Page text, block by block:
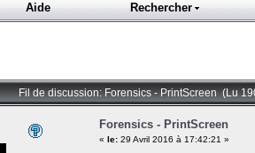
Aide Rechercher
Fil de discussion: Forensics - PrintScreen (Lu
Forensics - PrintScreen
« le: 29 Avril 2016 à 17:42:21 »